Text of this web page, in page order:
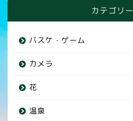
カテゴリー
バスケ・ゲーム
カメラ
花
温泉